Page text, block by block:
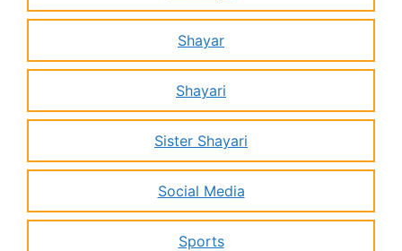
Shayar
Shayari
Sister Shayari
Social Media
Sports